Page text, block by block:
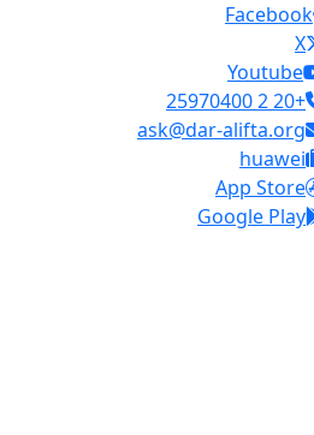
Facebook
X
Youtube
+20 2 25970400
ask@dar-alifta.org
huawei
App Store
Google Play